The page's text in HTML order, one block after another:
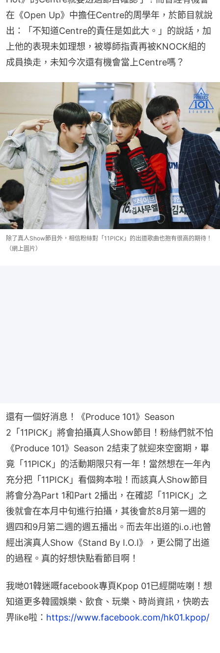
在《Open Up》中擔任Centre的周學年，於節目就說
出：「不知道Centre的責任是如此大。」的說話，加
上他的表現未如理想，被導師指責再被KNOCK組的
成員換走，未知今次還有機會當上Centre嗎？
除了真人Show節目外，相信粉絲對「11PICK」的出道歌曲也抱有很高的期待！
（網上圖片）
還有一個好消息！《Produce 101》Season
2「11PICK」將會拍攝真人Show節目！粉絲們就不怕
《Produce 101》Season 2結束了就迎來空窗期，畢
竟「11PICK」的活動期限只有一年！當然想在一年內
充分把「11PICK」看個夠本啦！而該真人Show節目
將會分為Part 1和Part 2播出，在確認「11PICK」之
後就會在本月中旬進行拍攝，其後會於8月第一週的
週四和9月第二週的週五播出。而去年出道的i.o.i也曾
經出演真人Show《Stand By I.O.I》，更公開了出道
的過程。真的好想快點看節目啊！
我哋01韓迷嘅facebook專頁Kpop 01已經開咗喇！想
知道更多韓國娛樂、飲食、玩樂、時尚資訊，快啲去
畀like啦： https://www.facebook.com/hk01.kpop/